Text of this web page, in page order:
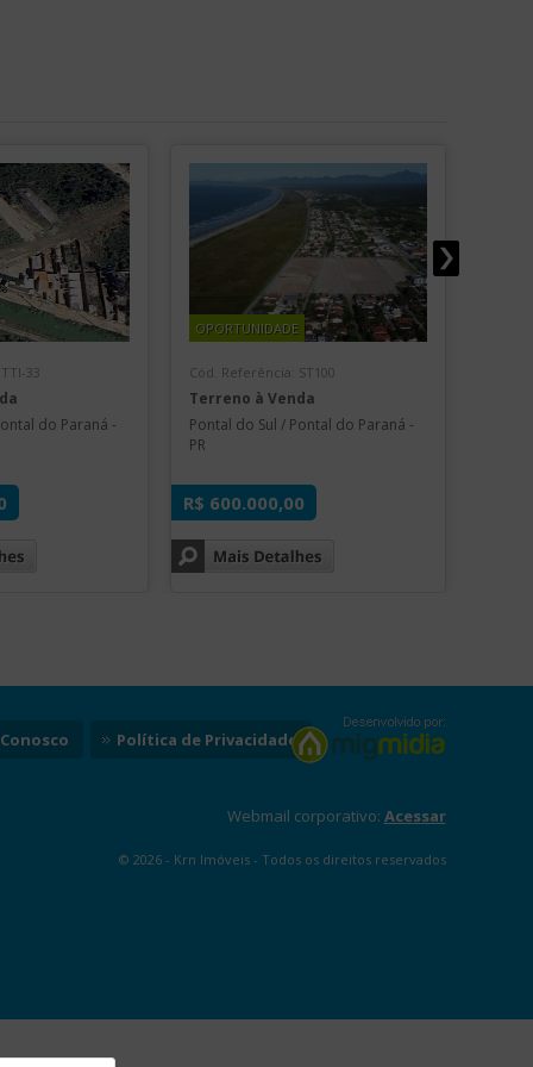
33
do Paraná -
OPORTUNIDADE
Cód. Referência: ST100
Terreno à Venda
Pontal do Sul / Pontal do Paraná -
PR
R$ 600.000,00
Política de Privacidade
Webmail corporativo: Acessar
© 2026 - Krn Imóveis- Todos os direitos reservados